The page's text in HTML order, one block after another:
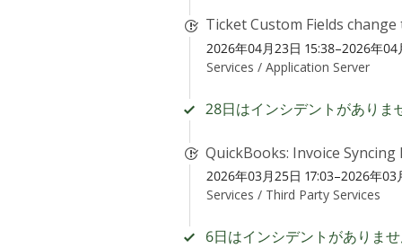
Ticket Custom Fields
2026年04月23日 15:38–2026年04
Services / Application Server
28日はインシデントがありま
QuickBooks: Invoice Syncing
2026年03月25日 17:03–2026年03
Services / Third Party Services
6日はインシデントがありま